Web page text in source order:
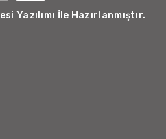
İle Hazırlanmıştır.